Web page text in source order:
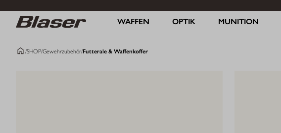
WAFFEN OPTIK MUNITION
/SHOP/Gewehrzubehör/Futterale & Waffenkoffer